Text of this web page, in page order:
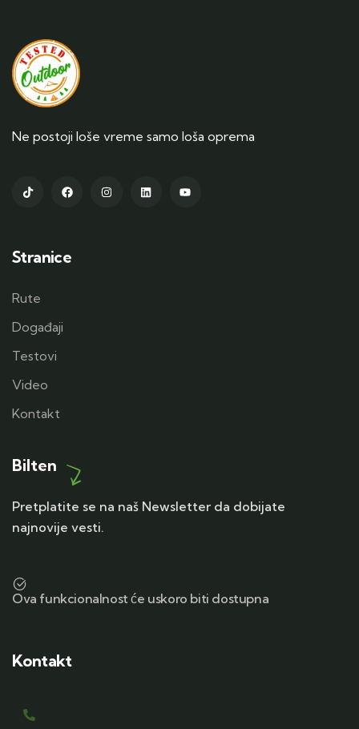
Ne postoji loše vreme samo loša oprema
Stranice
Rute
Događaji
Testovi
Video
Kontakt
Bilten
Pretplatite se na naš Newsletter da dobijate
najnovije vesti.
Ova funkcionalnost će uskoro biti dostupna
Kontakt